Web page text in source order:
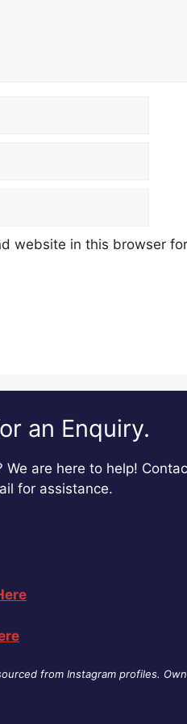
website in this browser
an Enquiry.
are here to help!
for assistance.
from Instagram profiles.